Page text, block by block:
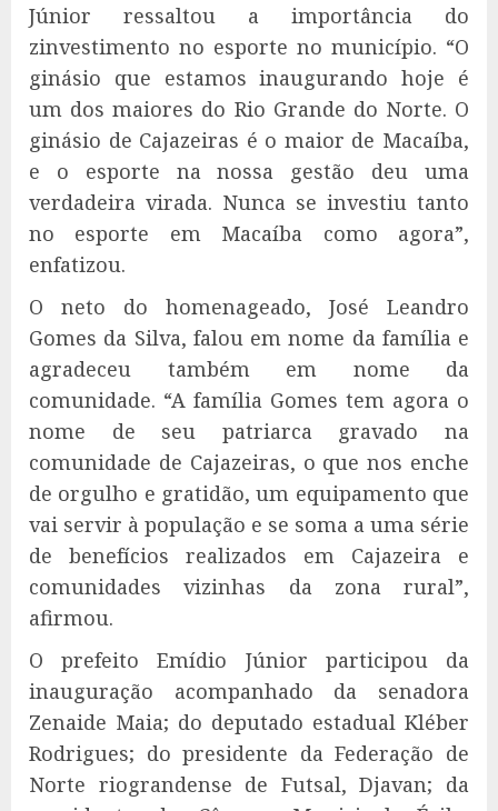
Júnior ressaltou a importância do
zinvestimento no esporte no município. “O
ginásio que estamos inaugurando hoje é
um dos maiores do Rio Grande do Norte. O
ginásio de Cajazeiras é o maior de Macaíba,
e o esporte na nossa gestão deu uma
verdadeira virada. Nunca se investiu tanto
no esporte em Macaíba como agora”,
enfatizou.
O neto do homenageado, José Leandro
Gomes da Silva, falou em nome da família e
agradeceu também em nome da
comunidade. “A família Gomes tem agora o
nome de seu patriarca gravado na
comunidade de Cajazeiras, o que nos enche
de orgulho e gratidão, um equipamento que
vai servir à população e se soma a uma série
de benefícios realizados em Cajazeira e
comunidades vizinhas da zona rural”,
afirmou.
O prefeito Emídio Júnior participou da
inauguração acompanhado da senadora
Zenaide Maia; do deputado estadual Kléber
Rodrigues; do presidente da Federação de
Norte riograndense de Futsal, Djavan; da